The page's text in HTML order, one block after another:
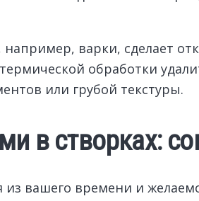
варки, сделает
обработки
или грубой текстуры.
в створках:
вашего времени и